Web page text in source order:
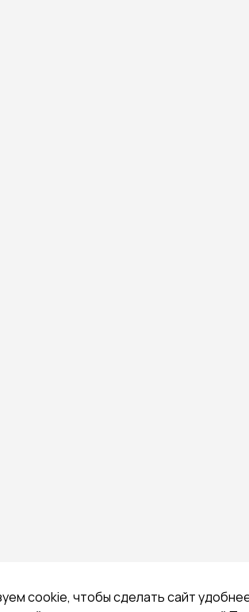
cookie, чтобы сделать сайт